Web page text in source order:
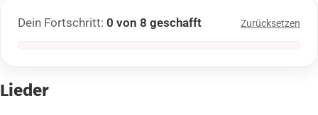
Dein Fortschritt: 0 von 8 geschafft Zurücksetzen
Lieder